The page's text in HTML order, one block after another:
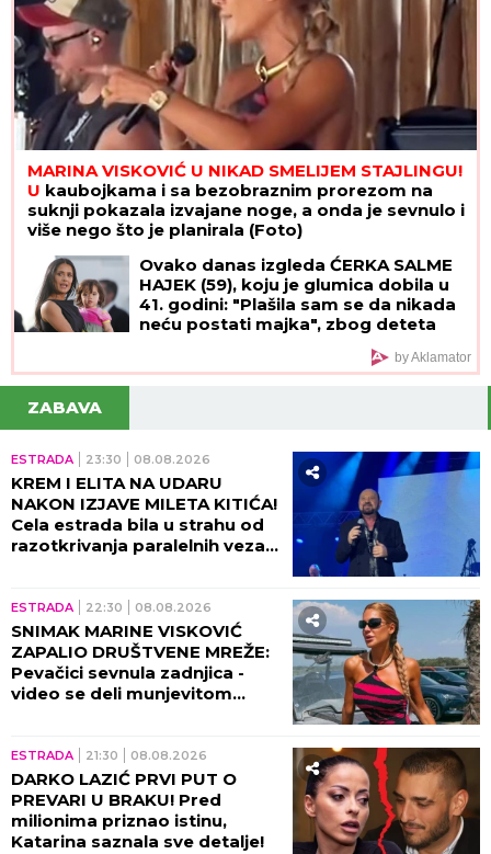
MARINA VISKOVIĆ U NIKAD SMELIJEM STAJLINGU!
U kaubojkama i sa bezobraznim prorezom na
suknji pokazala izvajane noge, a onda je sevnulo i
više nego što je planirala (Foto)
Ovako danas izgleda ĆERKA SALME
HAJEK (59), koju je glumica dobila u
41. godini: "Plašila sam se da nikada
neću postati majka", zbog deteta
htela da napusti glumu, a danas je
Valentina njena najveća kritičarka
by Aklamator
ZABAVA
ESTRADA 23:30 08.08.2026
KREM I ELITA NA UDARU
NAKON IZJAVE MILETA KITIĆA!
Cela estrada bila u strahu od
razotkrivanja paralelnih veza
ESTRADA 22:30 08.08.2026
SNIMAK MARINE VISKOVIĆ
ZAPALIO DRUŠTVENE MREŽE:
Pevačici sevnula zadnjica -
video se deli munjevitom
ESTRADA 21:30 08.08.2026
DARKO LAZIĆ PRVI PUT O
PREVARI U BRAKU! Pred
milionima priznao istinu,
Katarina saznala sve detalje!